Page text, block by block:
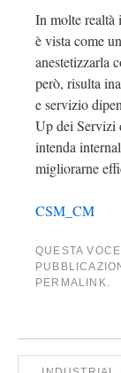
In molte realtà
è vista come
anestetizzarla
però, risulta
e servizio
Up dei Servizi
intenda
migliorarne
CSM_CM
QUESTA
PERMALINK.